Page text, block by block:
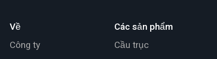
Về
Công ty
Các sản phẩm
Cầu trục